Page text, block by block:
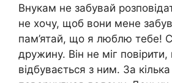
Внукам не забувай
не хочу, щоб вони мене
пам’ятай, що я люблю тебе!
дружину. Він не міг
відбувається з ним. За